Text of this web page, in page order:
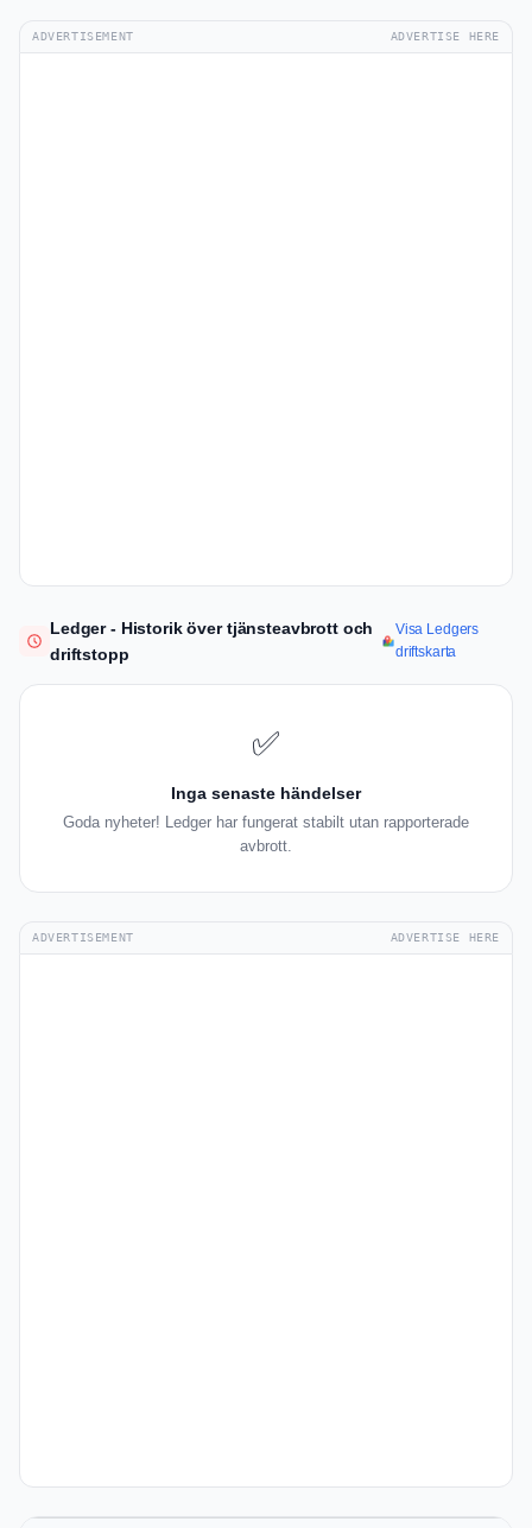
ADVERTISEMENT ADVERTISE HERE
Ledger - Historik över tjänsteavbrott och
driftstopp
Visa Ledgers
driftskarta
✅
Inga senaste händelser
Goda nyheter! Ledger har fungerat stabilt utan rapporterade
avbrott.
ADVERTISEMENT ADVERTISE HERE